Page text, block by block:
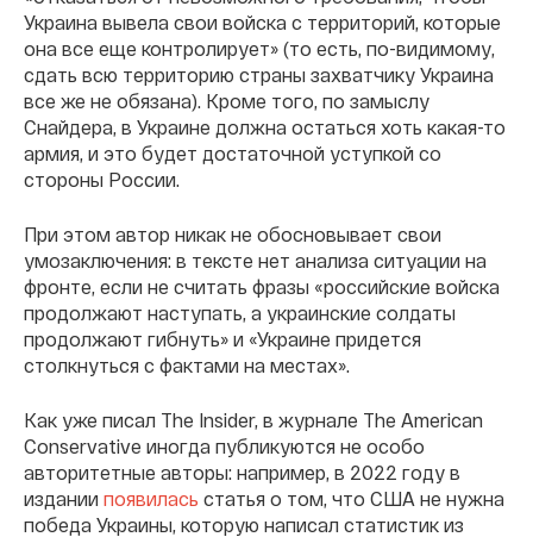
Украина вывела свои войска с территорий, которые
она все еще контролирует» (то есть, по-видимому,
сдать всю территорию страны захватчику Украина
все же не обязана). Кроме того, по замыслу
Снайдера, в Украине должна остаться хоть какая-то
армия, и это будет достаточной уступкой со
стороны России.
При этом автор никак не обосновывает свои
умозаключения: в тексте нет анализа ситуации на
фронте, если не считать фразы «российские войска
продолжают наступать, а украинские солдаты
продолжают гибнуть» и «Украине придется
столкнуться с фактами на местах».
Как уже писал The Insider, в журнале The American
Conservative иногда публикуются не особо
авторитетные авторы: например, в 2022 году в
издании появилась статья о том, что США не нужна
победа Украины, которую написал статистик из